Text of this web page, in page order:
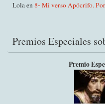
Lolaen8- Mi verso Apócrifo.
Premios Especiales
Premio